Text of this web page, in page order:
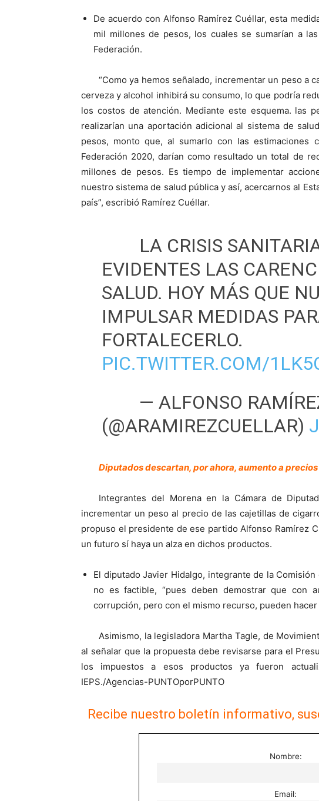
De acuerdo con Alfonso Ramírez Cuéllar, esta
mil millones de pesos, los cuales se sumarían a
Federación.
“Como ya hemos señalado, incrementar un peso a
cerveza y alcohol inhibirá su consumo, lo que podría
los costos de atención. Mediante este esquema. las
realizarían una aportación adicional al sistema de
pesos, monto que, al sumarlo con las estimaciones
Federación 2020, darían como resultado un total de
millones de pesos. Es tiempo de implementar
nuestro sistema de salud pública y así, acercarnos al
país”, escribió Ramírez Cuéllar.
LA CRISIS
EVIDENTES LAS
SALUD. HOY MÁS QUE
IMPULSAR MEDIDAS
FORTALECERLO.
PIC.TWITTER.COM/
— ALFONSO
(@ARAMIREZCUELLAR)
Diputados descartan, por ahora, aumento a precios
Integrantes del Morena en la Cámara de
incrementar un peso al precio de las cajetillas de
propuso el presidente de ese partido Alfonso Ramírez
un futuro sí haya un alza en dichos productos.
El diputado Javier Hidalgo, integrante de la
no es factible, “pues deben demostrar que con
corrupción, pero con el mismo recurso, pueden hacer
Asimismo, la legisladora Martha Tagle, de
al señalar que la propuesta debe revisarse para el
los impuestos a esos productos ya fueron
IEPS./Agencias-PUNTOporPUNTO
Recibe nuestro boletín informativo,
Nombre:
Email: